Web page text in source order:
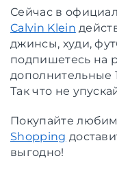
Сейчас в
Calvin Klein
джинсы, худи,
подпишетесь на
дополнительные
Так что не
Покупайте
Shopping
выгодно!